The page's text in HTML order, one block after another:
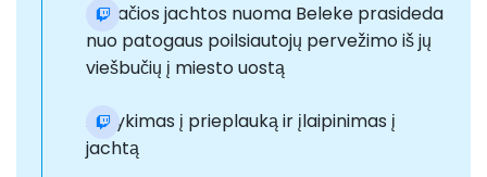
Privačios jachtos nuoma Beleke prasideda
nuo patogaus poilsiautojų pervežimo iš jų
viešbučių į miesto uostą
Atvykimas į prieplauką ir įlaipinimas į
jachtą